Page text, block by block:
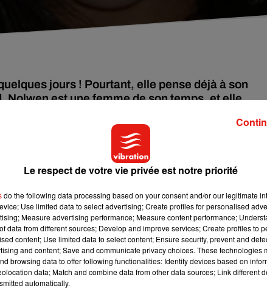
jours ! Pourtant, elle pense déjà à son
Nolwen est une femme de son temps, et elle
bien rond. On l’avait notamment aperçue sublime sur
de la fête de la musique sur France 2. La chanteuse de
ainsi tout juste d’accueillir leur premier enfant :
la semaine dernière.
pour Nolwenn Leroy de rester pouponner
le devant de la scène. Lors d’une récente interview
saison de la Star Academy en 2002 avait notamment
scène. « Ce qui est sûr, c’est que je veux partir en tournée
et Léa Salamé qui prouvent à tout le monde qu’on peut
plein temps», avait-elle confié à nos confrères.
Le respect de votre vie privée est notre priorité
do the following data processing based on your consent and/or our legitimate
Use limited data to select advertising; Create profiles for personalised
Measure advertising performance; Measure content performance;
data from different sources; Develop and improve services; Create profiles to
content; Use limited data to select content; Ensure security, prevent and
and content; Save and communicate privacy choices. These technologies
browsing data to offer following functionalities: Identify devices based on
data; Match and combine data from other data sources; Link different
automatically.